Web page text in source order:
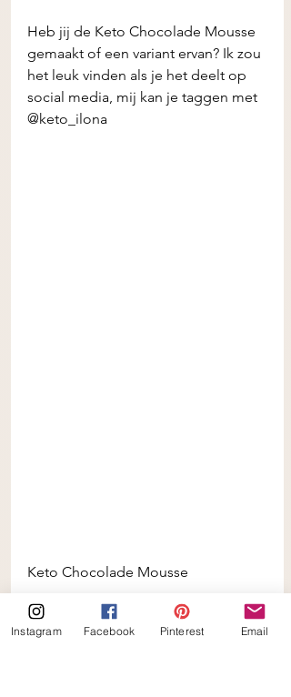
Heb jij de Keto Chocolade Mousse
gemaakt of een variant ervan? Ik zou
het leuk vinden als je het deelt op
social media, mij kan je taggen met
@keto_ilona
Keto Chocolade Mousse
recepten koolhydraatarmchocolade
recept
moussechocolade mousse
Instagram Facebook Pinterest Email